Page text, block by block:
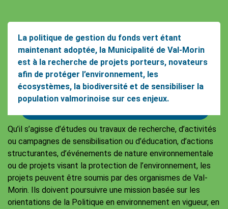
La politique de gestion du fonds vert étant
maintenant adoptée, la Municipalité de Val-Morin
est à la recherche de projets porteurs, novateurs
afin de protéger l’environnement, les
écosystèmes, la biodiversité et de sensibiliser la
population valmorinoise sur ces enjeux.
Qu’il s’agisse d’études ou travaux de recherche, d’activités
ou campagnes de sensibilisation ou d’éducation, d’actions
structurantes, d’événements de nature environnementale
ou de projets visant la protection de l’environnement, les
projets peuvent être soumis par des organismes de Val-
Morin. Ils doivent poursuivre une mission basée sur les
orientations de la Politique en environnement en vigueur, en